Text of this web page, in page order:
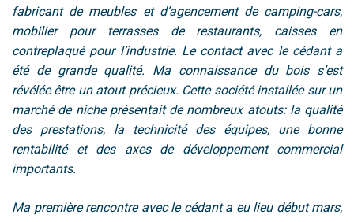
fabricant de meubles et d’agencement de camping-cars,
mobilier pour terrasses de restaurants, caisses en
contreplaqué pour l’industrie. Le contact avec le cédant a
été de grande qualité. Ma connaissance du bois s’est
révélée être un atout précieux. Cette société installée sur un
marché de niche présentait de nombreux atouts: la qualité
des prestations, la technicité des équipes, une bonne
rentabilité et des axes de développement commercial
importants.
Ma première rencontre avec le cédant a eu lieu début mars,